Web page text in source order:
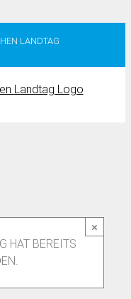
LANDTAG
×
HAT BEREITS